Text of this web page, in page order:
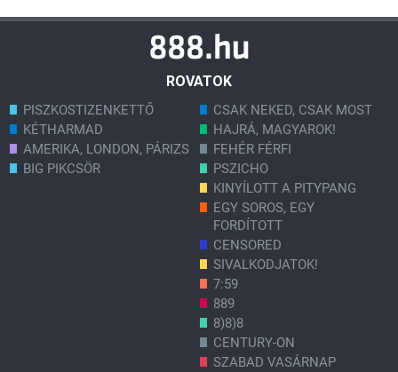
ROVATOK
PISZKOSTIZENKETTŐ
KÉTHARMAD
AMERIKA, LONDON, PÁRIZS
BIG PIKCSÖR
CSAK NEKED, CSAK MOST
HAJRÁ, MAGYAROK!
FEHÉR FÉRFI
PSZICHO
KINYÍLOTT A PITYPANG
EGY SOROS, EGY
FORDÍTOTT
CENSORED
SIVALKODJATOK!
7:59
889
8)8)8
CENTURY-ON
SZABAD VASÁRNAP